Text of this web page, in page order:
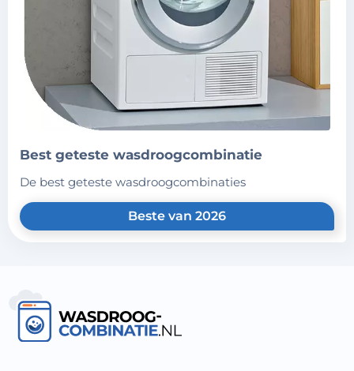
best geteste wasdroogcombinatie
de best geteste wasdroogcombinaties
Beste van 2026